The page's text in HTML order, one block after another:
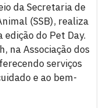
da Secretaria de
(SSB), realiza
do Pet Day.
na Associação dos
serviços
e ao bem-